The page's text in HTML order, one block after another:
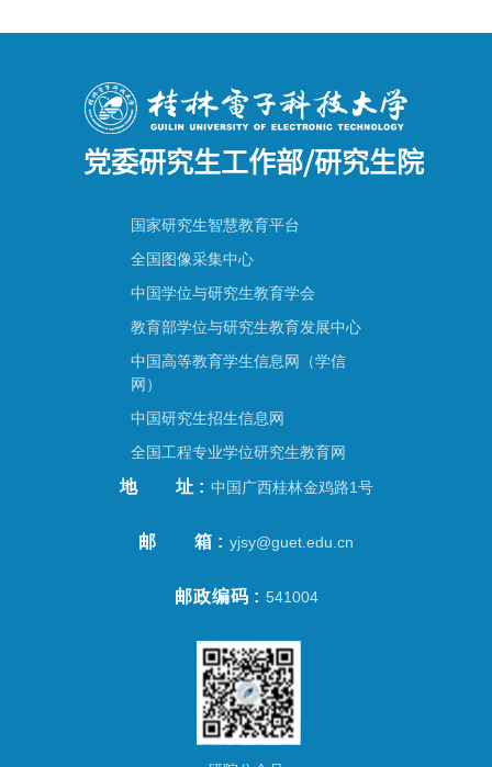
党委研究生工作部/研究生院
国家研究生智慧教育平台
全国图像采集中心
中国学位与研究生教育学会
教育部学位与研究生教育发展中心
中国高等教育学生信息网（学信
网）
中国研究生招生信息网
全国工程专业学位研究生教育网
地址 中国广西桂林金鸡路1号
邮箱 yjsy@guet.edu.cn
邮政编码 541004